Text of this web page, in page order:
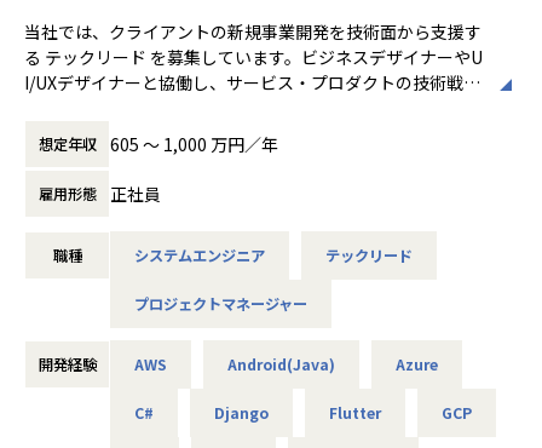
引先企業様に対し、唯一無二かつ、高付加価
値・高品質な「技術サービス」をご提供する
エンジニアリング企業であるよう精進してま
当社では、クライアントの新規事業開発を技術面から支援す
る テックリード を募集しています。ビジネスデザイナーやU
I/UXデザイナーと協働し、サービス・プロダクトの技術戦略
な専門性を活かし、ビジネス価値の創出とクライアントの課
題解決に貢献できる方を求めています。
エンジニア単体での活動に加え、ビジネスデザイナーやUI/U
Xデザイナーと連携し、新規事業創造に取り組めることも本
創造、顧客課題の調査や体験設計など、顧客価値に深く入り
プ作成を通じたクイックな事業案検証など、より実効性があ
・新規事業の技術戦略立案と実行
想定年収 605 〜 1,000 万円／年
雇用形態 正社員
職種 システムエンジニア テックリード
プロジェクトマネージャー
開発経験 AWS Android(Java) Azure
C# Django Flutter GCP